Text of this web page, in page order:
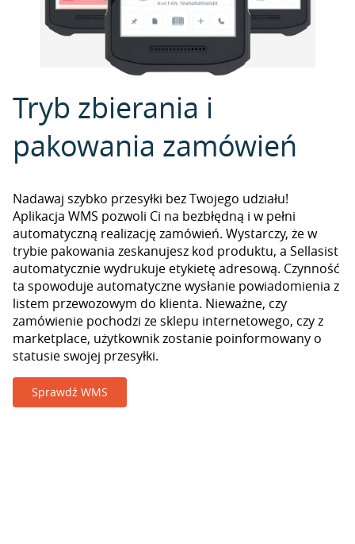
Tryb zbierania i
pakowania zamówień
Nadawaj szybko przesyłki bez Twojego udziału!
Aplikacja WMS pozwoli Ci na bezbłędną i w pełni
automatyczną realizację zamówień. Wystarczy, że w
trybie pakowania zeskanujesz kod produktu, a Sellasist
automatycznie wydrukuje etykietę adresową. Czynność
ta spowoduje automatyczne wysłanie powiadomienia z
listem przewozowym do klienta. Nieważne, czy
zamówienie pochodzi ze sklepu internetowego, czy z
marketplace, użytkownik zostanie poinformowany o
statusie swojej przesyłki.
Sprawdź WMS